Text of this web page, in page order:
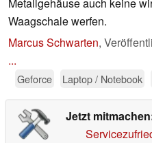
Waagschale werfen.
Marcus Schwarten,
...
Geforce Laptop / Notebook
Jetzt